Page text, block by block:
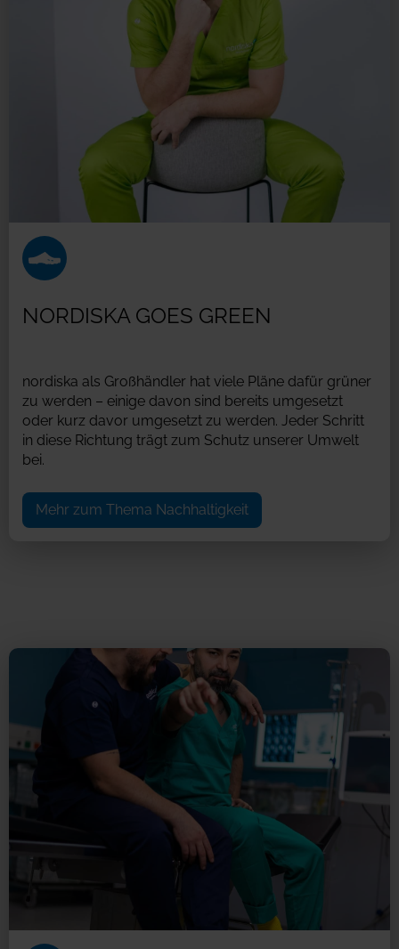
NORDISKA GOES GREEN
nordiska als Großhändler hat viele Pläne dafür grüner
zu werden – einige davon sind bereits umgesetzt
oder kurz davor umgesetzt zu werden. Jeder Schritt
in diese Richtung trägt zum Schutz unserer Umwelt
bei.
Mehr zum Thema Nachhaltigkeit